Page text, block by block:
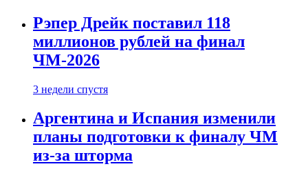
Рэпер Дрейк поставил 118
миллионов рублей на финал
ЧМ-2026
3 недели спустя
Аргентина и Испания изменили
планы подготовки к финалу ЧМ
из-за шторма